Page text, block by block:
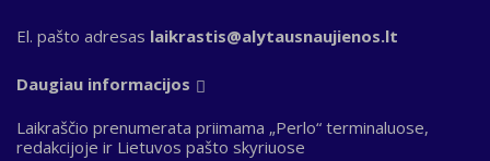
El. pašto adresas laikrastis@alytausnaujienos.lt
Daugiau informacijos
Laikraščio prenumerata priimama „Perlo“ terminaluose,
redakcijoje ir Lietuvos pašto skyriuose